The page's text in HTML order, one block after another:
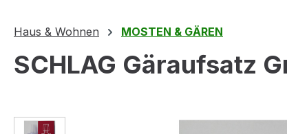
Haus & Wohnen MOSTEN & GÄREN
SCHLAG Gäraufsatz
Bildergalerie überspringen